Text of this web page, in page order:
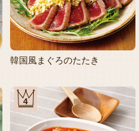
韓国風まぐろのたたき
4